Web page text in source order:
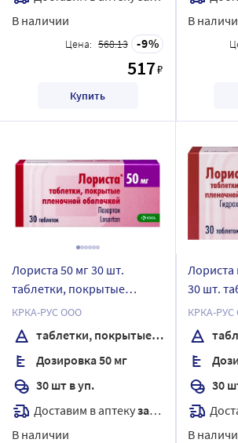
В наличии
Цена: 568.13 9
517₽
Купить
В
Лориста 50 мг 30 шт.
таблетки, покрытые
пленочной оболочкой
КРКА-РУС ООО
таблетки, покрытые пленочной оболочкой
Дозировка 50 мг
30 шт в уп.
Доставим в аптекузавтра
В наличии
Лориста
30 шт.
КРКА-
30
В